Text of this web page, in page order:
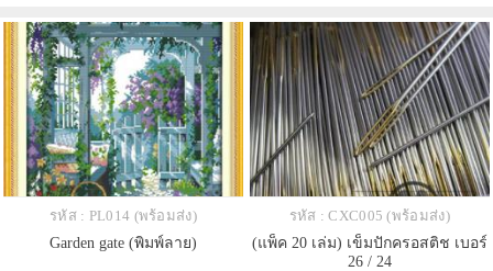
รหัส : PL014 (พร้อมส่ง)
Garden gate (พิมพ์ลาย)
รหัส : CXC005 (พร้อมส่ง)
(แพ็ค 20 เล่ม) เข็มปักครอสติช เบอร์
26 / 24